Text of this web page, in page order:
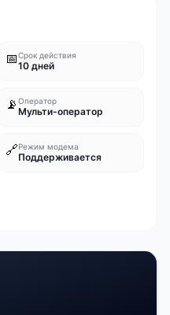
📅Срок действия
10 дней
📡 Оператор
Мульти-оператор
🔗Режим модема
Поддерживается